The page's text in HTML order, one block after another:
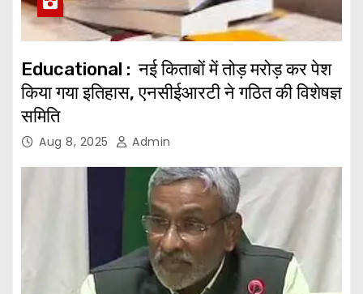
Educational : नई किताबों में तोड़ मरोड़ कर पेश
किया गया इतिहास, एनसीईआरटी ने गठित की विशेषज्ञ
समिति
Aug 8, 2025 Admin